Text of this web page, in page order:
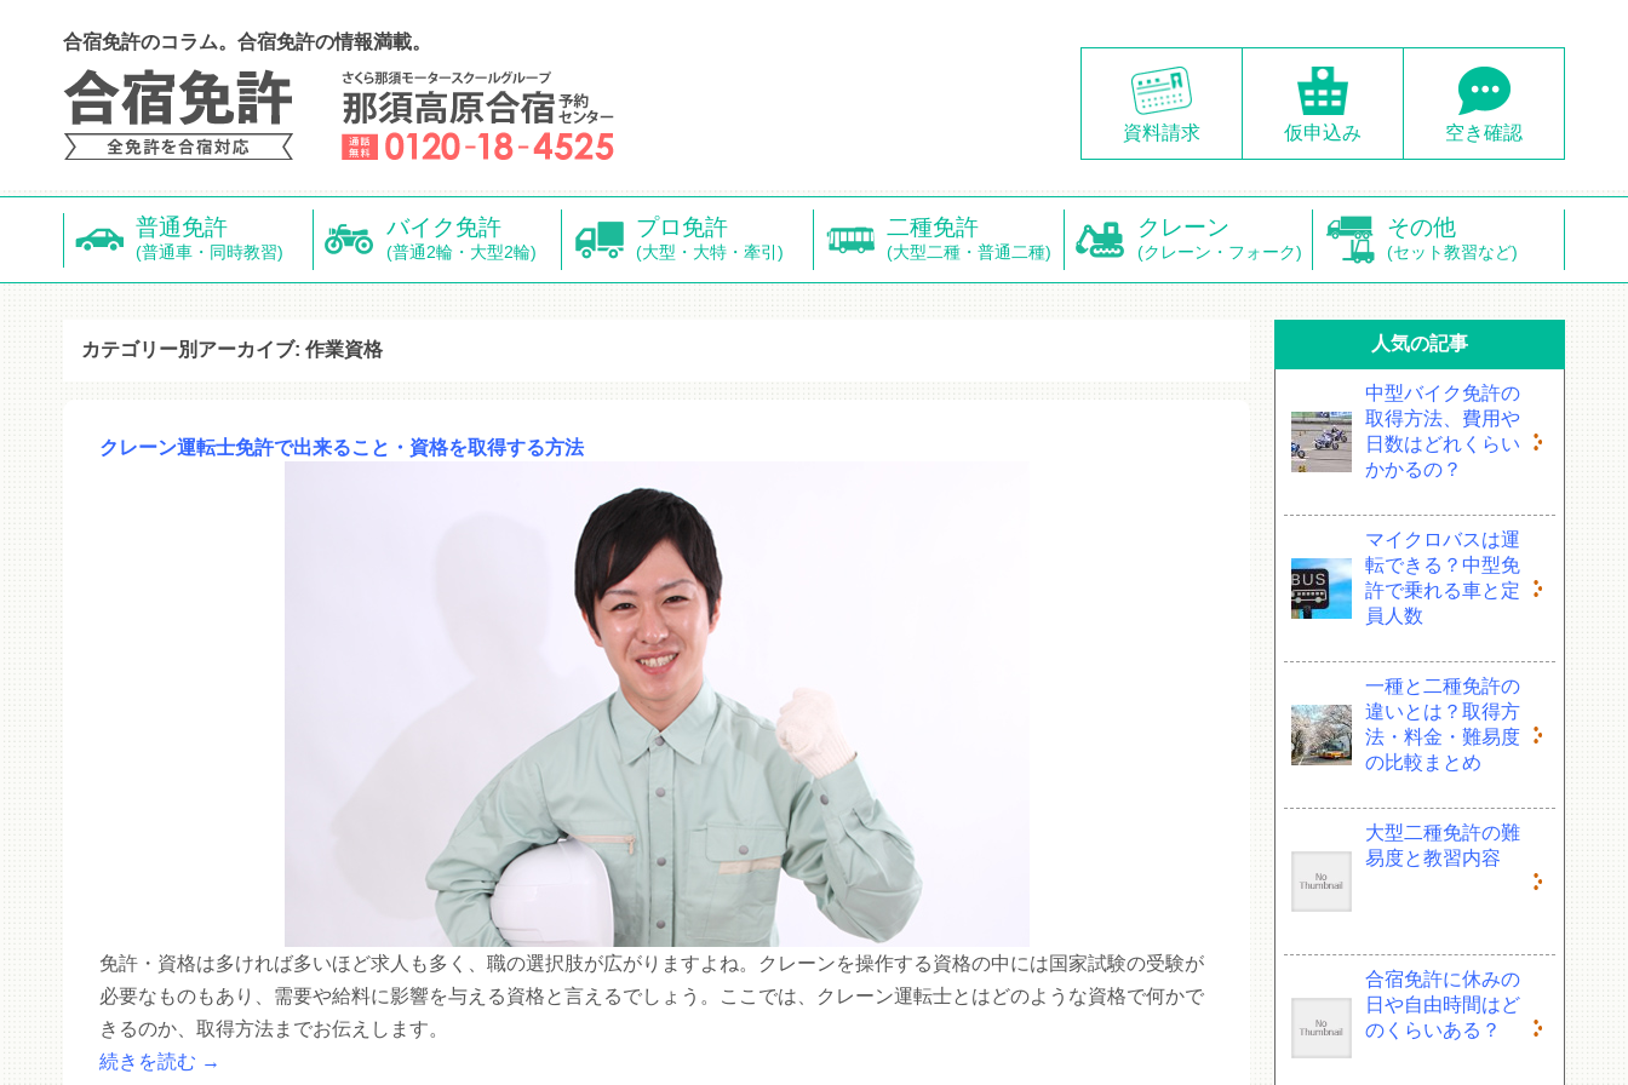
合宿免許のコラム。合宿免許の情報満載。
資料請求 仮申込み 空き確認
普通免許
(普通車・同時教習)
バイク免許
(普通2輪・大型2輪)
プロ免許
(大型・大特・牽引)
二種免許
(大型二種・普通二種)
クレーン
(クレーン・フォーク)
その他
(セット教習など)
カテゴリー別アーカイブ: 作業資格
クレーン運転士免許で出来ること・資格を取得する方法
免許・資格は多ければ多いほど求人も多く、職の選択肢が広がりますよね。クレーンを操作する資格の中には国家試験の受験が
必要なものもあり、需要や給料に影響を与える資格と言えるでしょう。ここでは、クレーン運転士とはどのような資格で何かで
きるのか、取得方法までお伝えします。
続きを読む →
人気の記事
中型バイク免許の
取得方法、費用や
日数はどれくらい
かかるの？
マイクロバスは運
転できる？中型免
許で乗れる車と定
員人数
一種と二種免許の
違いとは？取得方
法・料金・難易度
の比較まとめ
大型二種免許の難
易度と教習内容
合宿免許に休みの
日や自由時間はど
のくらいある？